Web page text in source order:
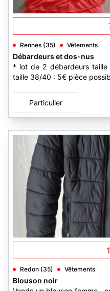
Rennes (35) Vêtements
Débardeurs et dos-nus
* lot de 2 débardeurs
taille 38/40 : 5€ pièce
Particulier
Redon (35) Vêtements
Blouson noir